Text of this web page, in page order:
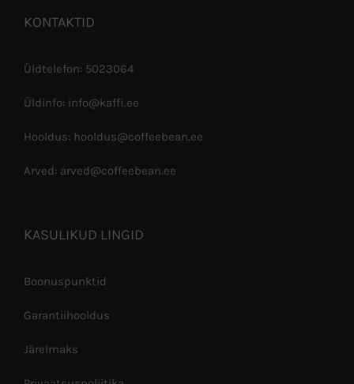
KONTAKTID
Üldtelefon: 5023064
Üldinfo: info@kaffi.ee
Hooldus: hooldus@coffeebean.ee
Arved: arved@coffeebean.ee
KASULIKUD LINGID
Boonuspunktid
Garantiihooldus
Järelmaks